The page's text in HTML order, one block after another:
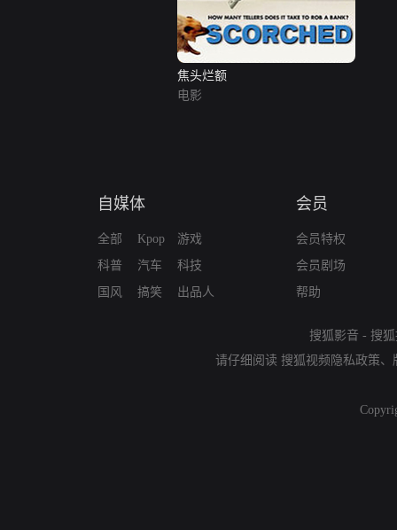
焦头烂额
电影
自媒体
全部
科普
国风
Kpop
汽车
搞笑
游戏
科技
出品人
会员
会员特权
会员剧场
帮助
搜狐影音 - 搜
请仔细阅读 搜狐视频隐私政策、